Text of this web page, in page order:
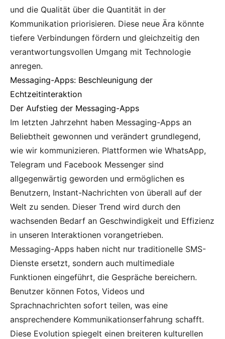
und die Qualität über die Quantität in der
Kommunikation priorisieren. Diese neue Ära könnte
tiefere Verbindungen fördern und gleichzeitig den
verantwortungsvollen Umgang mit Technologie
anregen.
Messaging-Apps: Beschleunigung der
Echtzeitinteraktion
Der Aufstieg der Messaging-Apps
Im letzten Jahrzehnt haben Messaging-Apps an
Beliebtheit gewonnen und verändert grundlegend,
wie wir kommunizieren. Plattformen wie WhatsApp,
Telegram und Facebook Messenger sind
allgegenwärtig geworden und ermöglichen es
Benutzern, Instant-Nachrichten von überall auf der
Welt zu senden. Dieser Trend wird durch den
wachsenden Bedarf an Geschwindigkeit und Effizienz
in unseren Interaktionen vorangetrieben.
Messaging-Apps haben nicht nur traditionelle SMS-
Dienste ersetzt, sondern auch multimediale
Funktionen eingeführt, die Gespräche bereichern.
Benutzer können Fotos, Videos und
Sprachnachrichten sofort teilen, was eine
ansprechendere Kommunikations­erfahrung schafft.
Diese Evolution spiegelt einen breiteren kulturellen